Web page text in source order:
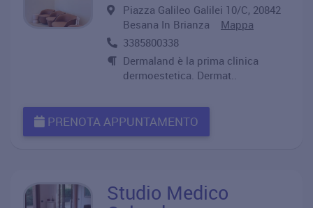
Piazza Galileo Galilei 10/C, 20842
Besana In Brianza Mappa
3385800338
Dermaland è la prima clinica
dermoestetica. Dermat..
PRENOTA APPUNTAMENTO
Studio Medico